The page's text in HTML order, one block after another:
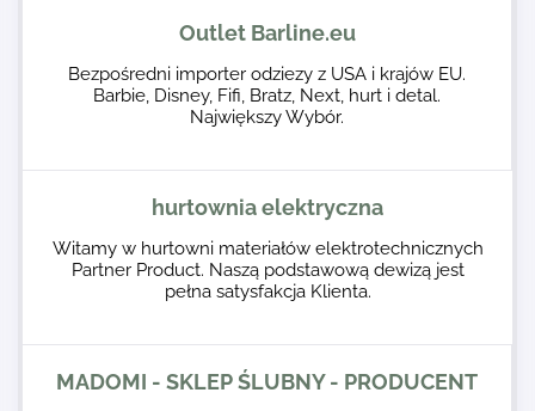
Outlet Barline.eu
Bezpośredni importer odziezy z USA i krajów EU.
Barbie, Disney, Fifi, Bratz, Next, hurt i detal.
Największy Wybór.
hurtownia elektryczna
Witamy w hurtowni materiałów elektrotechnicznych
Partner Product. Naszą podstawową dewizą jest
pełna satysfakcja Klienta.
MADOMI - SKLEP ŚLUBNY - PRODUCENT